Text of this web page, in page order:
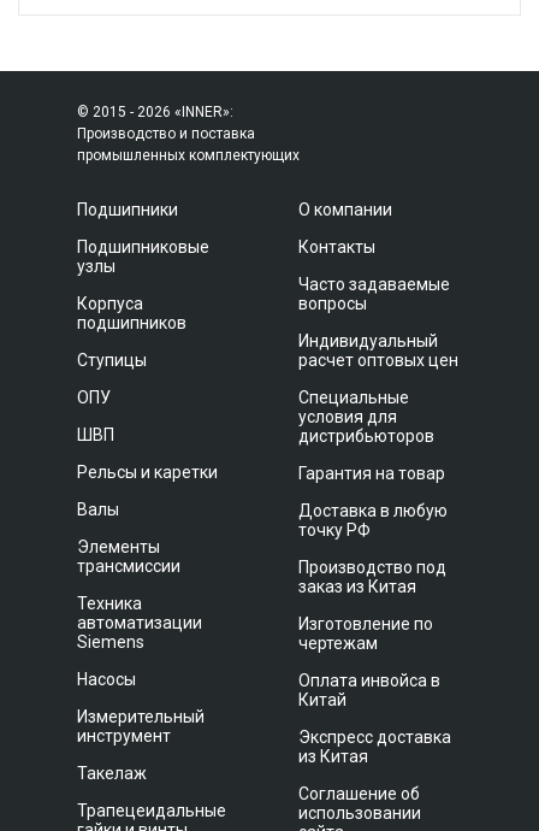
© 2015 - 2026 «INNER»:
Производство и поставка
промышленных комплектующих
Подшипники
Подшипниковые
узлы
Корпуса
подшипников
Ступицы
ОПУ
ШВП
Рельсы и каретки
Валы
Элементы
трансмиссии
Техника
автоматизации
Siemens
Насосы
Измерительный
инструмент
Такелаж
Трапецеидальные
О компании
Контакты
Часто задаваемые
вопросы
Индивидуальный
расчет оптовых цен
Специальные
условия для
дистрибьюторов
Гарантия на товар
Доставка в любую
точку РФ
Производство под
заказ из Китая
Изготовление по
чертежам
Оплата инвойса в
Китай
Экспресс доставка
из Китая
Соглашение об
использовании